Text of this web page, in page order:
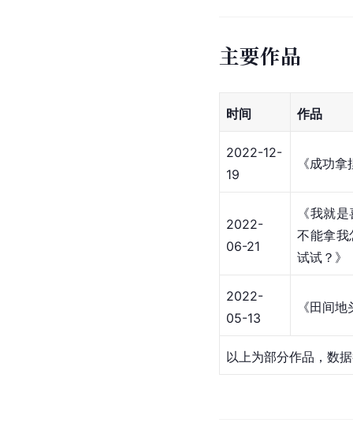
主要作品
时间 作品
2022-12-
19
《成功
2022-
06-21
《我就
不能拿我
试试？》
2022-
05-13
《田间
以上为部分作品，数